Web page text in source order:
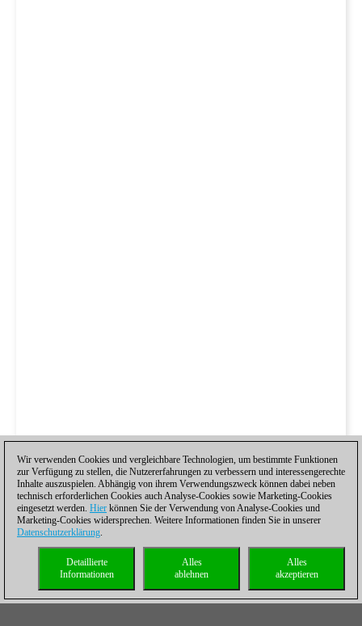
Wir verwenden Cookies und vergleichbare Technologien, um bestimmte Funktionen
zur Verfügung zu stellen, die Nutzererfahrungen zu verbessern und interessengerechte
Inhalte auszuspielen. Abhängig von ihrem Verwendungszweck können dabei neben
technisch erforderlichen Cookies auch Analyse-Cookies sowie Marketing-Cookies
eingesetzt werden. Hier können Sie der Verwendung von Analyse-Cookies und
Marketing-Cookies widersprechen. Weitere Informationen finden Sie in unserer
Datenschutzerklärung.
Alles
akzeptieren
Alles
ablehnen
Detaillierte
Informationen